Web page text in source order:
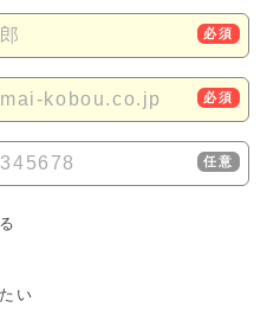
必須
kobou.co.jp 必須
任意
い